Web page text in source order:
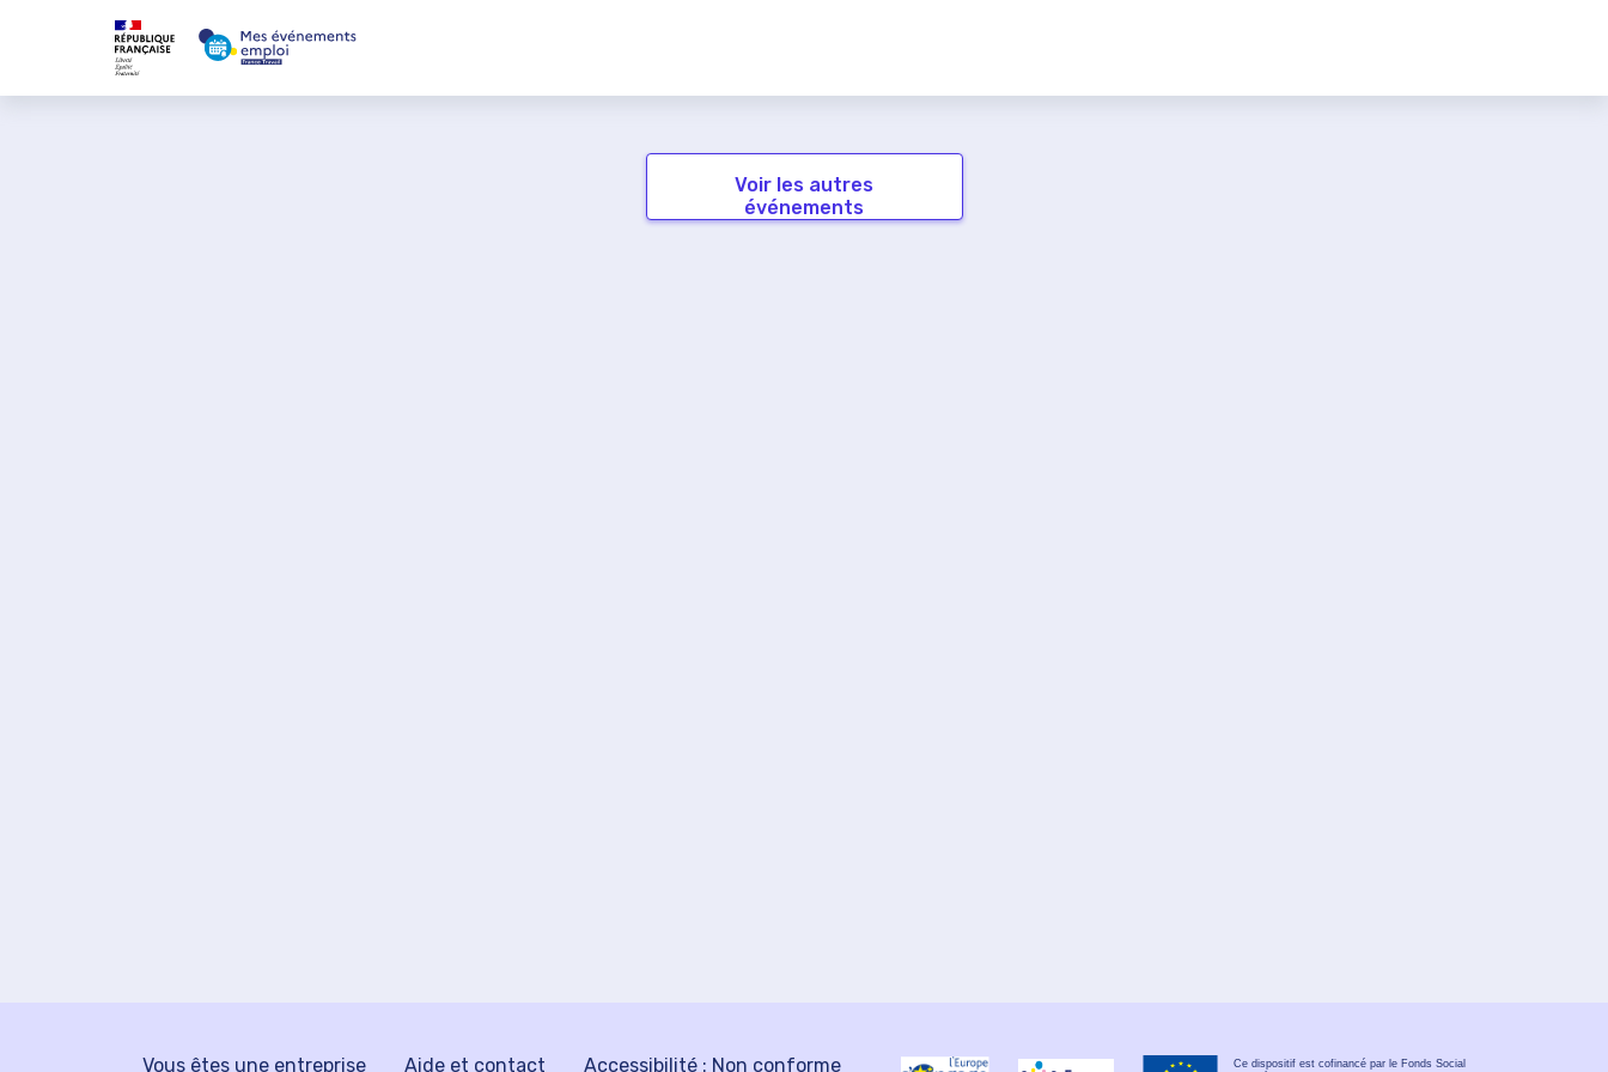
Voir les autres
événements
Vous êtes une entreprise Aide et contact Accessibilité : Non conforme
Ce dispositif est cofinancé par le Fonds Social